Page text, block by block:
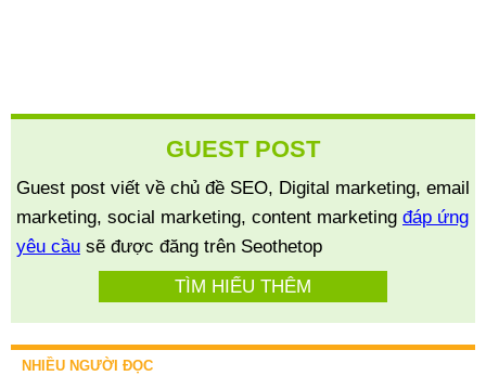
GUEST POST
Guest post viết về chủ đề SEO, Digital marketing, email
marketing, social marketing, content marketing đáp ứng
yêu cầu sẽ được đăng trên Seothetop
TÌM HIỂU THÊM
NHIỀU NGƯỜI ĐỌC